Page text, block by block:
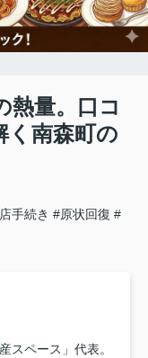
熱量。口コ
く南森町の
手続き #原状回復 #
スペース」代表。